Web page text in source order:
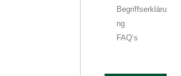
Begriffserkläru
ng
FAQ‘s